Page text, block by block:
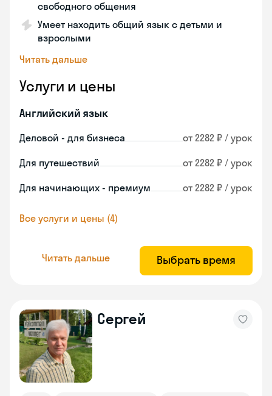
свободного общения
Умеет находить общий язык с детьми и
взрослыми
Читать дальше
Услуги и цены
Английский язык
Деловой - для бизнеса от 2282 ₽ / урок
Для путешествий от 2282 ₽ / урок
Для начинающих - премиум от 2282 ₽ / урок
Все услуги и цены (4)
Читать дальше Выбрать время
Сергей